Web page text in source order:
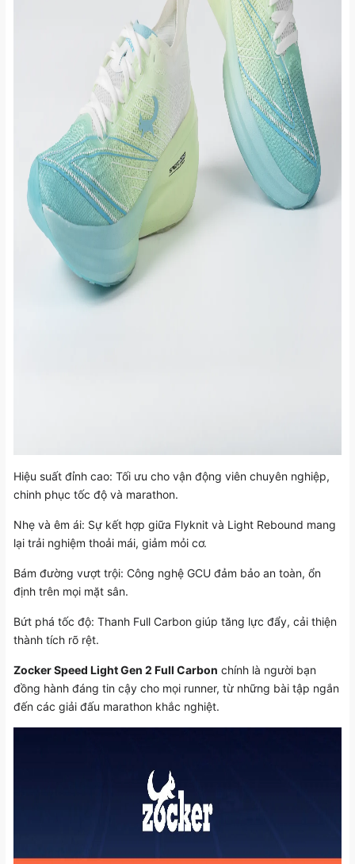
Hiệu suất đỉnh cao: Tối ưu cho vận động viên chuyên nghiệp,
chinh phục tốc độ và marathon.
Nhẹ và êm ái: Sự kết hợp giữa Flyknit và Light Rebound mang
lại trải nghiệm thoải mái, giảm mỏi cơ.
Bám đường vượt trội: Công nghệ GCU đảm bảo an toàn, ổn
định trên mọi mặt sân.
Bứt phá tốc độ: Thanh Full Carbon giúp tăng lực đẩy, cải thiện
thành tích rõ rệt.
Zocker Speed Light Gen 2 Full Carbon chính là người bạn
đồng hành đáng tin cậy cho mọi runner, từ những bài tập ngắn
đến các giải đấu marathon khắc nghiệt.